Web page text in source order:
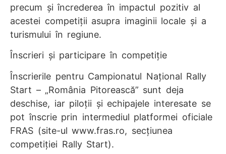
precum și încrederea în impactul pozitiv al
acestei competiții asupra imaginii locale și a
turismului în regiune.
Înscrieri și participare în competiție
Înscrierile pentru Campionatul Național Rally
Start – „România Pitorească” sunt deja
deschise, iar piloții și echipajele interesate se
pot înscrie prin intermediul platformei oficiale
FRAS (site-ul www.fras.ro, secțiunea
competiției Rally Start).